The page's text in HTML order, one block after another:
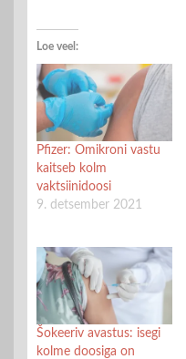
Loe veel:
Pfizer: Omikroni vastu
kaitseb kolm
vaktsiinidoosi
9. detsember 2021
Šokeeriv avastus: isegi
kolme doosiga on